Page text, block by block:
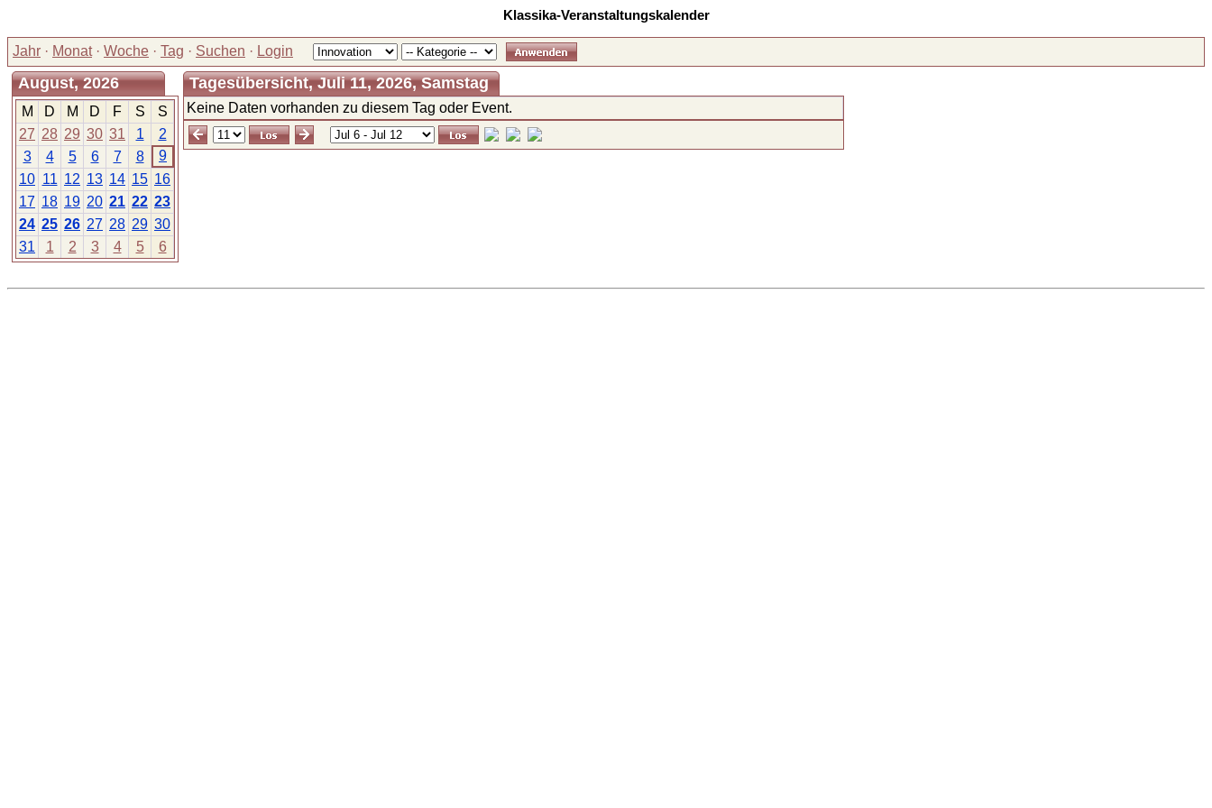
Klassika-Veranstaltungskalender
Jahr · Monat· Woche · Tag · Suchen · Login
August, 2026
M D M D F S
S
27 28 29 30 31 1
2
3
4 5 6 7 8
9
10 11 12 13 14 15 16
17 18 19 20 21 22 23
24 25 26 27 28 29 30
31
1 2 3 4 5 6
Tagesübersicht, Juli 11, 2026, Samstag
Keine Daten vorhanden zu diesem Tag oder Event.